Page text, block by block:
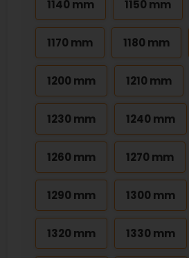
1140 mm 1150 mm
1170 mm 1180 mm
1200 mm 1210 mm
1230 mm 1240 mm
1260 mm 1270 mm
1290 mm 1300 mm
1320 mm 1330 mm